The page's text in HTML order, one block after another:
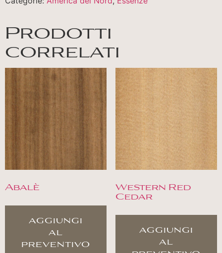
Prodotti
correlati
Abalè
aggiungi
al
preventivo
Western Red
Cedar
aggiungi
al